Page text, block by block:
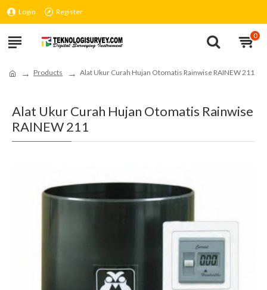
Login Register
0
Products Alat Ukur Curah Hujan Otomatis Rainwise RAINEW 211
Alat Ukur Curah Hujan Otomatis Rainwise
RAINEW 211